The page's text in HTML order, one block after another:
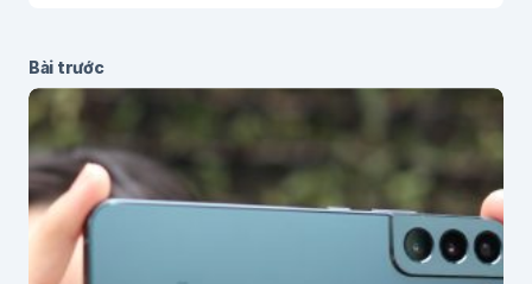
Bài trước